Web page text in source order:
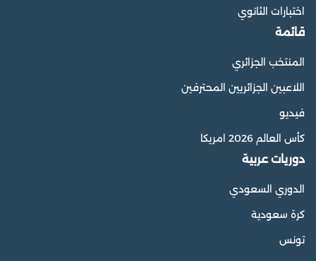
اختبارات الثانوي
قائمة
المنتخب الجزائري
اللاعبين الجزائريين المحترفين
فيديو
كأس العالم 2026 امريكا
دوريات عربية
الدوري السعودي
كرة سعودية
تونس